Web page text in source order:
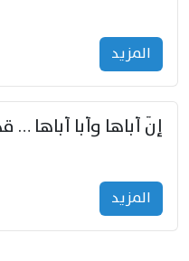
المزید
إنّ أباها وأبا أباها
المزید